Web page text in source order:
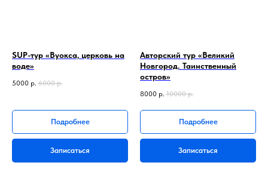
SUP-тур «Вуокса, церковь на
воде»
5000 р. 6000 р.
Подробнее
Записаться
Авторский тур «Великий
Новгород. Таинственный
остров»
8000 р. 10000 р.
Подробнее
Записаться